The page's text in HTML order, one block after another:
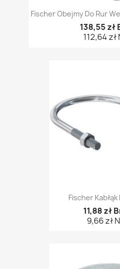
Fischer Obejmy Do Rur
138,55 zł
112,64
Fischer Kabłąk
11,88 zł
9,66 zł